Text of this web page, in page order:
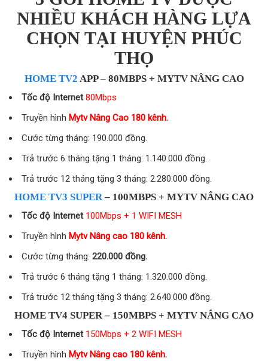
NHIỀU KHÁCH HÀNG LỰA
CHỌN TẠI HUYỆN PHÚC
THỌ
HOME TV2 APP – 80MBPS + MYTV NÂNG CAO
Tốc độ Internet80Mbps
Truyền hình Mytv Nâng Cao 180 kênh.
Cước từng tháng: 190.000 đồng.
Trả trước 6 tháng tặng 1 tháng: 1.140.000 đồng.
Trả trước 12 tháng tặng 3 tháng: 2.280.000 đồng.
HOME TV3 SUPER– 100MBPS + MYTV NÂNG CAO
Tốc độ Internet 100Mbps + 1 WIFI MESH
Truyền hình Mytv Nâng cao 180 kênh.
Cước từng tháng: 220.000 đồng.
Trả trước 6 tháng tặng 1 tháng: 1.320.000 đồng.
Trả trước 12 tháng tặng 3 tháng: 2.640.000 đồng.
HOME TV4 SUPER – 150MBPS + MYTV NÂNG CAO
Tốc độ Internet 150Mbps + 2 WIFI MESH
Truyền hình Mytv Nâng cao 180 kênh.